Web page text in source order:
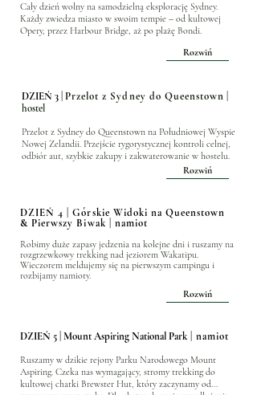
Cały dzień wolny na samodzielną eksplorację Sydney.
Każdy zwiedza miasto w swoim tempie – od kultowej
Opery, przez Harbour Bridge, aż po plażę Bondi.
Rozwiń
DZIEŃ 3 | Przelot z Sydney do Queenstown
hostel
Przelot z Sydney do Queenstown na Południowej Wyspie
Nowej Zelandii. Przejście rygorystycznej kontroli celnej,
odbiór aut, szybkie zakupy i zakwaterowanie w hostelu.
Rozwiń
DZIEŃ 4 | Górskie Widoki na Queenstown
& Pierwszy Biwak | namiot
Robimy duże zapasy jedzenia na kolejne dni i ruszamy na
rozgrzewkowy trekking nad jeziorem Wakatipu.
Wieczorem meldujemy się na pierwszym campingu i
rozbijamy namioty.
Rozwiń
DZIEŃ 5 | Mount Aspiring National Park| namiot
Ruszamy w dzikie rejony Parku Narodowego Mount
Aspiring. Czeka nas wymagający, stromy trekking do
kultowej chatki Brewster Hut, który zaczynamy od...